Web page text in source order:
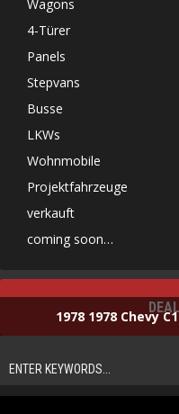
Wagons
4-Türer
Panels
Stepvans
Busse
LKWs
Wohnmobile
Projektfahrzeuge
verkauft
coming soon…
1978 1978 Chevy